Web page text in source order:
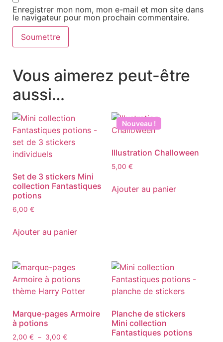
Enregistrer mon nom, mon e-mail et mon site dans
le navigateur pour mon prochain commentaire.
Vous aimerez peut-être
aussi…
Set de 3 stickers Mini
collection Fantastiques
potions
6,00 €
Ajouter au panier
Nouveau !
Illustration Challoween
5,00 €
Ajouter au panier
Marque-pages Armoire
à potions
2,00 € – 3,00 €
Planche de stickers
Mini collection
Fantastiques potions